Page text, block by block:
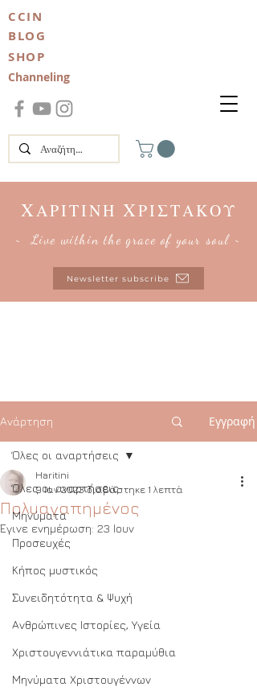
ΧΑΡΙΤΙΝΗ ΧΡΙΣΤΑΚΟΥ
~ Live within the grace of your soul ~
Newsletter subscribe
CCIN
BLOG
SHOP
Channeling
Ανάρτηση Εγγραφή
Όλες οι αναρτήσεις
Μηνύματα
Προσευχές
Κήπος μυστικός
Συνειδητότητα & Ψυχή
Ανθρώπινες Ιστορίες, Υγεία
Χριστουγεννιάτικα παραμύθια
Μηνύματα Χριστουγέννων
Όλες οι αναρτήσεις
Πολυαγαπημένος
Haritini
9 Ιαν 2023 διαβάστηκε 1 λεπτά
Έγινε ενημέρωση: 23 Ιουν